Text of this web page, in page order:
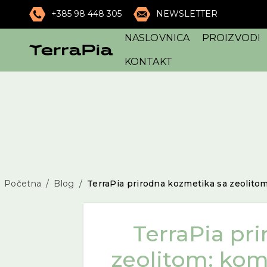
+385 98 448 305 NEWSLETTER
NASLOVNICA PROIZVODI
KONTAKT
Početna Blog TerraPia prirodna kozmetika sa
TerraPia
zeolitom: